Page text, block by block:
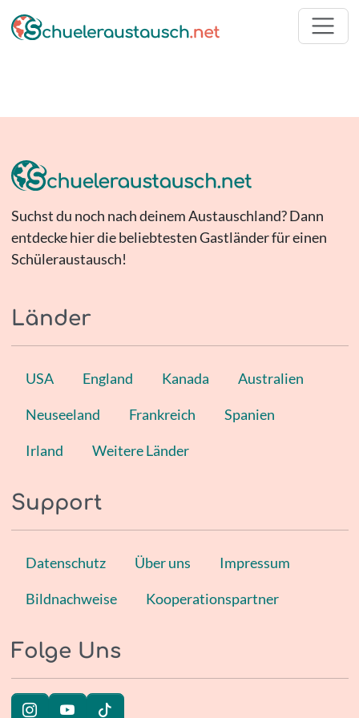
Suchst du noch nach deinem Austauschland? Dann
entdecke hier die beliebtesten Gastländer für einen
Schüleraustausch!
Länder
USA England Kanada Australien
Neuseeland Frankreich Spanien
Irland Weitere Länder
Support
Datenschutz Über uns Impressum
Bildnachweise Kooperationspartner
Folge Uns